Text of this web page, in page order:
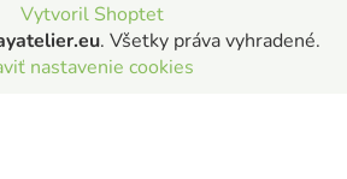
Vytvoril Shoptet
. Všetky práva vyhradené.
nastavenie cookies